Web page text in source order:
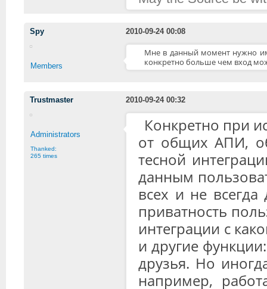
Spy 2010-09-24 00:08
Members
Мне в данный момент нужно
конкретно больше чем вход
Trustmaster 2010-09-24 00:32
Administrators
Thanked:
265 times
Конкретно при
от общих АПИ,
тесной
данным
всех и не
приватность
интеграции с
и другие
друзья. Но
например,